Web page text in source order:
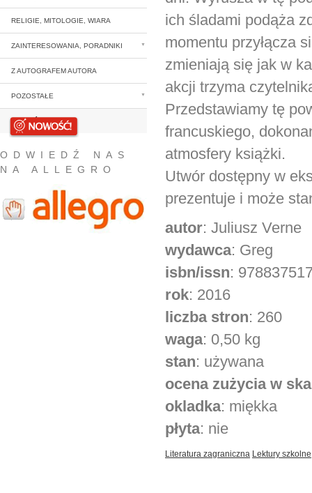
RELIGIE, MITOLOGIE, WIARA
ZAINTERESOWANIA, PORADNIKI
Z AUTOGRAFEM AUTORA
POZOSTAŁE
NOWOŚCI
ODWIEDŹ NAS
NA ALLEGRO
ich śladami podąża
momentu przyłącza
zmieniają się jak w
akcji trzyma
Przedstawiamy tę
francuskiego,
atmosfery książki.
Utwór dostępny w
prezentuje i może
autor: Juliusz Verne
wydawca: Greg
isbn/issn:
rok: 2016
liczba stron: 260
waga: 0,50 kg
stan: używana
ocena zużycia w
okladka: miękka
płyta: nie
Literatura zagraniczna Lektury szkolne